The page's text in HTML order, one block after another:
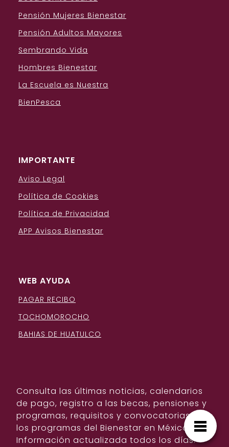
Pensión Mujeres Bienestar
Pensión Adultos Mayores
Sembrando Vida
Hombres Bienestar
La Escuela es Nuestra
BienPesca
IMPORTANTE
Aviso Legal
Política de Cookies
Política de Privacidad
APP Avisos Bienestar
WEB AYUDA
PAGAR RECIBO
TOCHOMOROCHO
BAHIAS DE HUATULCO
Consulta las últimas noticias, calendarios
de pago, registro a las becas, pensiones y
programas, requisitos y convocatorias de
los programas del Bienestar en México.
Información actualizada todos los días.